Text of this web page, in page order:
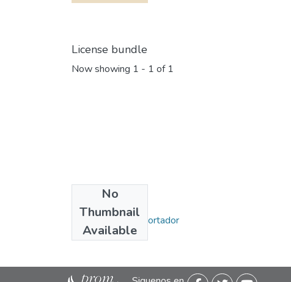
License bundle
Now showing 1 - 1 of 1
No
Thumbnail
Available
Collections
Miércoles del Exportador